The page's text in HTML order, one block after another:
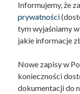
Informujemy, że
prywatności
tym wyjaśniamy
jakie informacje
Nowe zapisy w
konieczności
dokumentacji do